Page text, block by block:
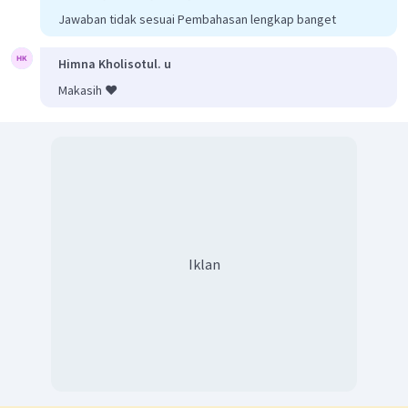
Berdasarkan penjelasan tersebut, unsur-unsur berikut yang
tidak
sejarah adalahadanya demonstrasi besar yang
melatarbelakangi munculnya hari Buruh
Jawaban tidak sesuai Pembahasan lengkap banget
Himna Kholisotul. u
Makasih ❤️
Iklan